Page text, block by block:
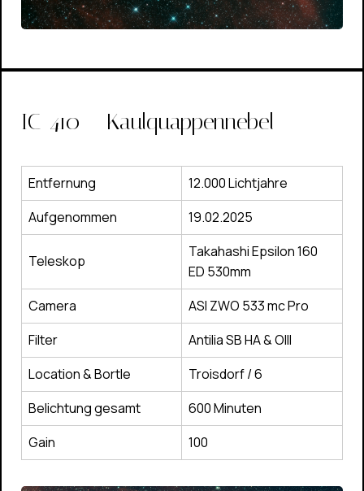
IC-410 – Kaulquappennebel
Entfernung
12.000 Lichtjahre
Aufgenommen
19.02.2025
Teleskop
Takahashi Epsilon 160
ED 530mm
Camera
ASI ZWO 533 mc Pro
Filter
Antilia SB HA & OIII
Location & Bortle
Troisdorf / 6
Belichtung gesamt
600 Minuten
Gain
100